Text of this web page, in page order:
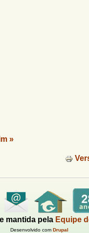
»
mantida pela Equipe
Desenvolvido com Drupal